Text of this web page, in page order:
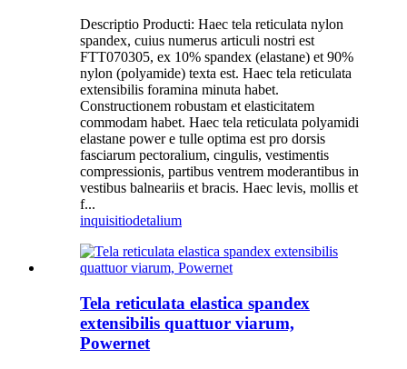
Descriptio Producti: Haec tela reticulata nylon
spandex, cuius numerus articuli nostri est
FTT070305, ex 10% spandex (elastane) et 90%
nylon (polyamide) texta est. Haec tela reticulata
extensibilis foramina minuta habet.
Constructionem robustam et elasticitatem
commodam habet. Haec tela reticulata polyamidi
elastane power e tulle optima est pro dorsis
fasciarum pectoralium, cingulis, vestimentis
compressionis, partibus ventrem moderantibus in
vestibus balneariis et bracis. Haec levis, mollis et
f...
inquisitiodetalium
Tela reticulata elastica spandex
extensibilis quattuor viarum,
Powernet